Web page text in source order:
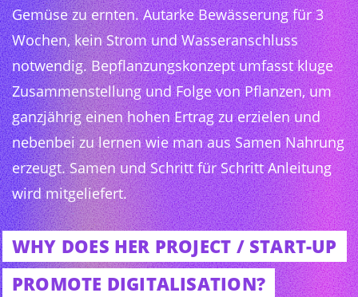
Gemüse zu ernten. Autarke Bewässerung für 3
Wochen, kein Strom und Wasseranschluss
notwendig. Bepflanzungskonzept umfasst kluge
Zusammenstellung und Folge von Pflanzen, um
ganzjährig einen hohen Ertrag zu erzielen und
nebenbei zu lernen wie man aus Samen Nahrung
erzeugt. Samen und Schritt für Schritt Anleitung
wird mitgeliefert.
WHY DOES HER PROJECT / START-UP
PROMOTE DIGITALISATION?